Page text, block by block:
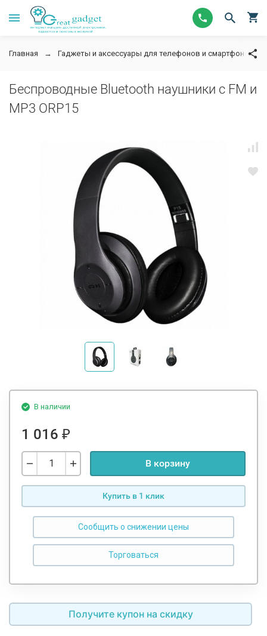
Главная Гаджеты и аксессуары для телефонов и смартфонов
Беспроводные Bluetooth наушники с FM и
MP3 ORP15
В наличии
1 016 ₽
В корзину
Купить в 1 клик
Сообщить о снижении цены
Получите купон на скидку